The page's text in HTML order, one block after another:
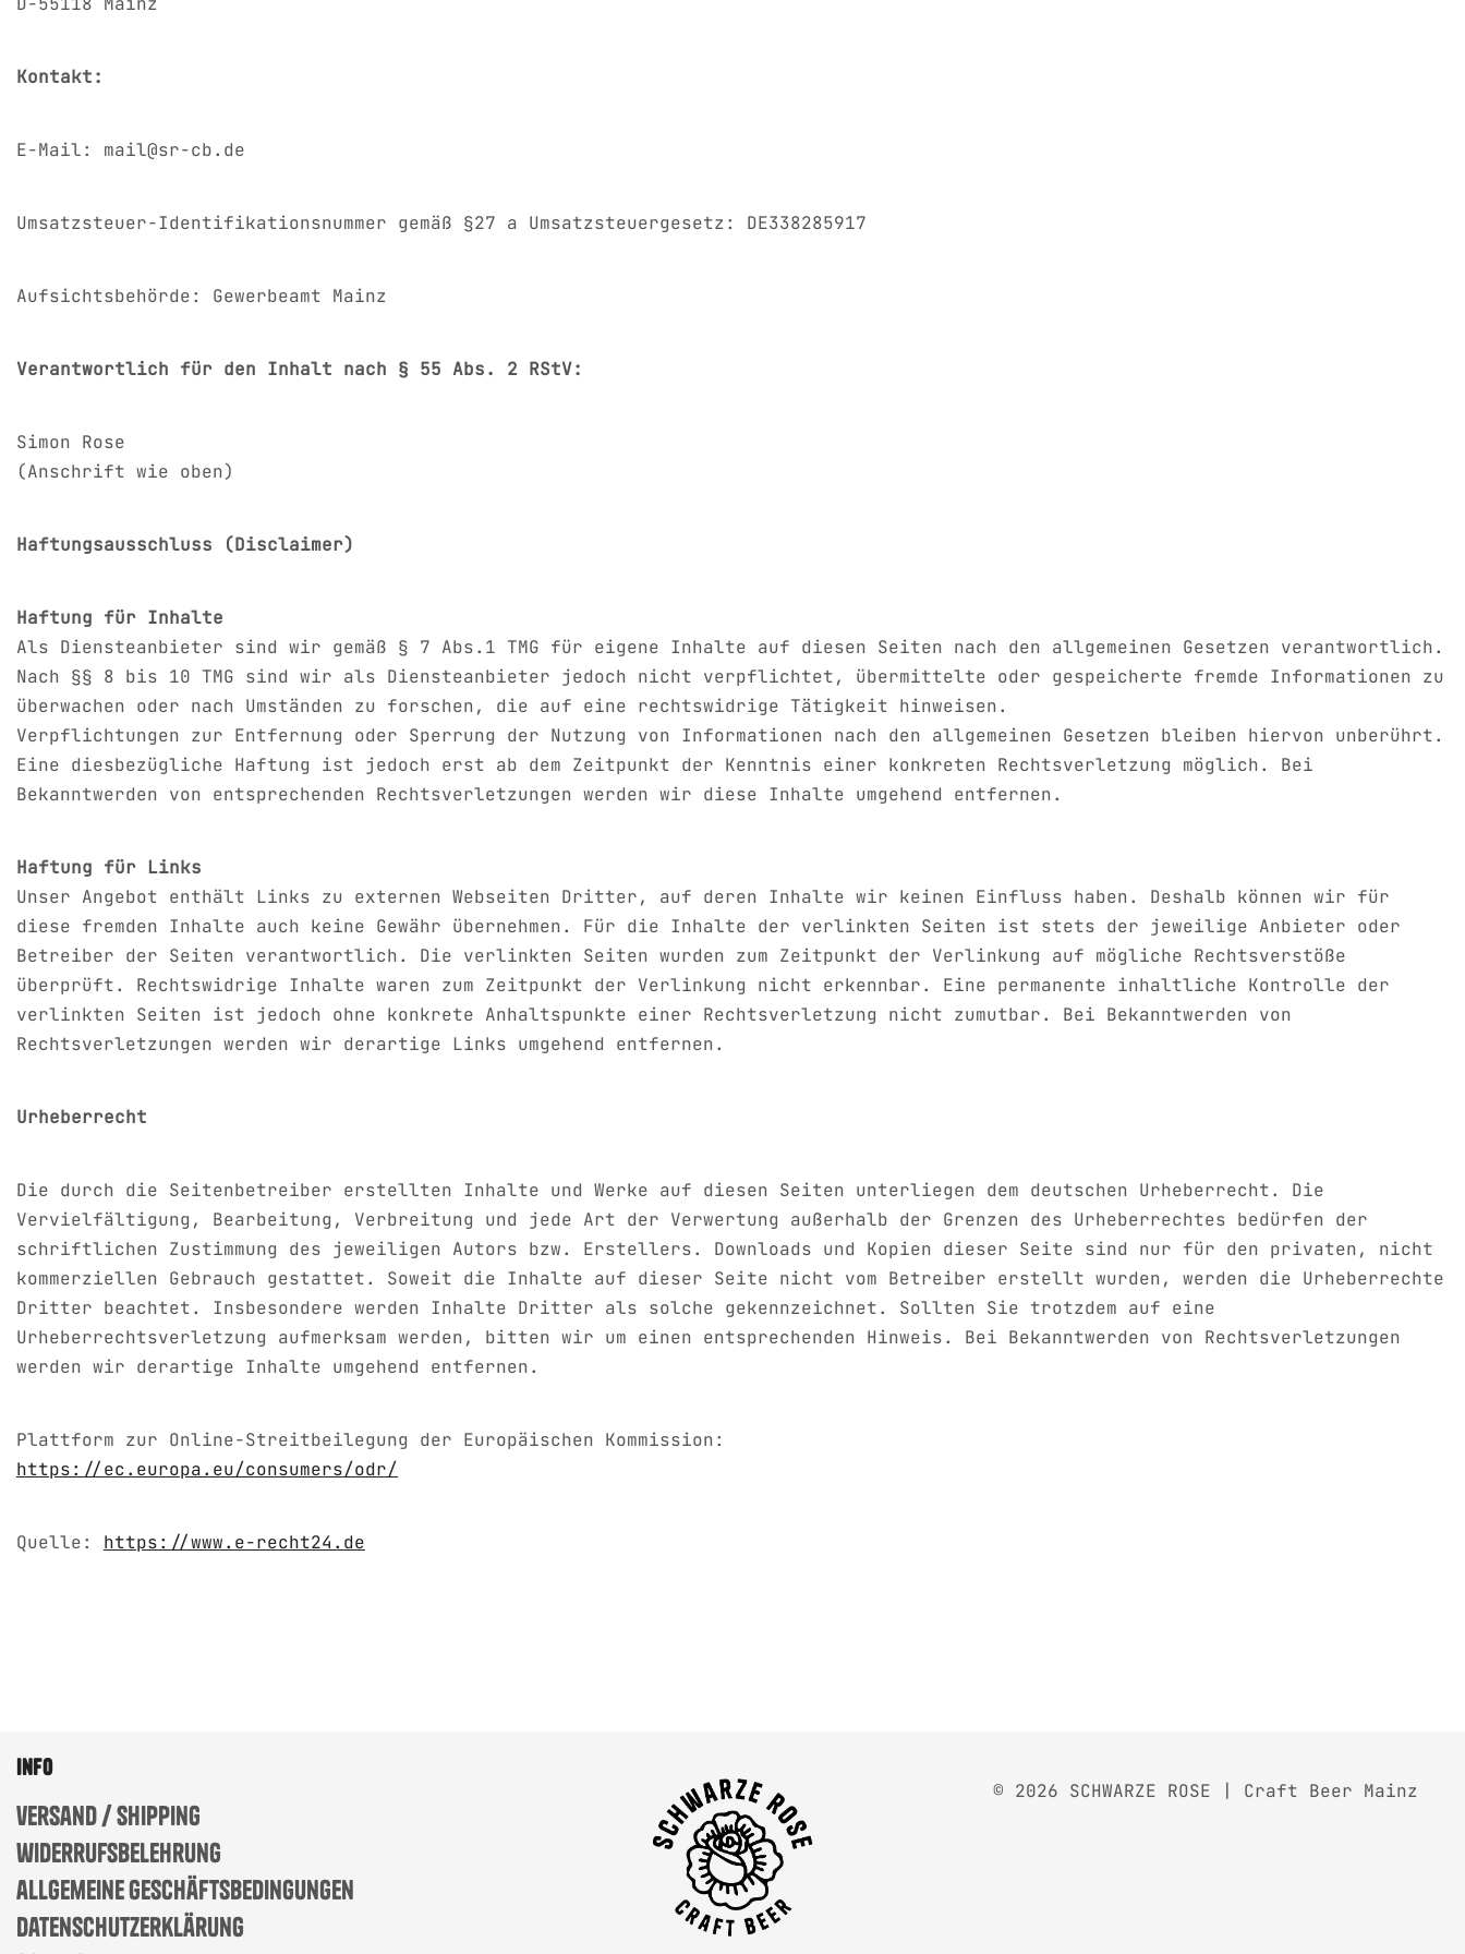
Kontakt:
E-Mail: mail@sr-cb.de
Umsatzsteuer-Identifikationsnummer gemäß §27 a Umsatzsteuergesetz: DE338285917
Aufsichtsbehörde: Gewerbeamt Mainz
Verantwortlich für den Inhalt nach § 55 Abs. 2 RStV:
Simon Rose
(Anschrift wie oben)
Haftungsausschluss (Disclaimer)
Haftung für Inhalte
Als Diensteanbieter sind wir gemäß § 7 Abs.1 TMG für eigene Inhalte auf diesen Seiten nach den allgemeinen Gesetzen verantwortlich.
Nach §§ 8 bis 10 TMG sind wir als Diensteanbieter jedoch nicht verpflichtet, übermittelte oder gespeicherte fremde Informationen zu
überwachen oder nach Umständen zu forschen, die auf eine rechtswidrige Tätigkeit hinweisen.
Verpflichtungen zur Entfernung oder Sperrung der Nutzung von Informationen nach den allgemeinen Gesetzen bleiben hiervon unberührt.
Eine diesbezügliche Haftung ist jedoch erst ab dem Zeitpunkt der Kenntnis einer konkreten Rechtsverletzung möglich. Bei
Bekanntwerden von entsprechenden Rechtsverletzungen werden wir diese Inhalte umgehend entfernen.
Haftung für Links
Unser Angebot enthält Links zu externen Webseiten Dritter, auf deren Inhalte wir keinen Einfluss haben. Deshalb können wir für
diese fremden Inhalte auch keine Gewähr übernehmen. Für die Inhalte der verlinkten Seiten ist stets der jeweilige Anbieter oder
Betreiber der Seiten verantwortlich. Die verlinkten Seiten wurden zum Zeitpunkt der Verlinkung auf mögliche Rechtsverstöße
überprüft. Rechtswidrige Inhalte waren zum Zeitpunkt der Verlinkung nicht erkennbar. Eine permanente inhaltliche Kontrolle der
verlinkten Seiten ist jedoch ohne konkrete Anhaltspunkte einer Rechtsverletzung nicht zumutbar. Bei Bekanntwerden von
Rechtsverletzungen werden wir derartige Links umgehend entfernen.
Urheberrecht
Die durch die Seitenbetreiber erstellten Inhalte und Werke auf diesen Seiten unterliegen dem deutschen Urheberrecht. Die
Vervielfältigung, Bearbeitung, Verbreitung und jede Art der Verwertung außerhalb der Grenzen des Urheberrechtes bedürfen der
schriftlichen Zustimmung des jeweiligen Autors bzw. Erstellers. Downloads und Kopien dieser Seite sind nur für den privaten, nicht
kommerziellen Gebrauch gestattet. Soweit die Inhalte auf dieser Seite nicht vom Betreiber erstellt wurden, werden die Urheberrechte
Dritter beachtet. Insbesondere werden Inhalte Dritter als solche gekennzeichnet. Sollten Sie trotzdem auf eine
Urheberrechtsverletzung aufmerksam werden, bitten wir um einen entsprechenden Hinweis. Bei Bekanntwerden von Rechtsverletzungen
werden wir derartige Inhalte umgehend entfernen.
Plattform zur Online-Streitbeilegung der Europäischen Kommission:
https://ec.europa.eu/consumers/odr/
Quelle: https://www.e-recht24.de
info
versand / shipping
widerrufsbelehrung
allgemeine geschäftsbedingungen
datenschutzerklärung
© 2026 SCHWARZE ROSE | Craft Beer Mainz